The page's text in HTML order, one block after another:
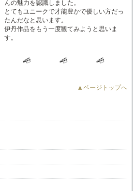
んの魅力を認識しました。
とてもユニークで才能豊かで優しい方だっ
たんだなと思います。
伊丹作品をもう一度観てみようと思いま
す。
▲ページトップへ